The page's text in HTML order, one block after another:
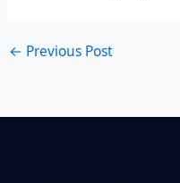
← Previous Post